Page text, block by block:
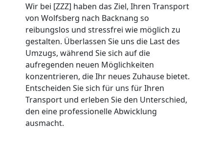
Wir bei [ZZZ] haben das Ziel, Ihren Transport
von Wolfsberg nach Backnang so
reibungslos und stressfrei wie möglich zu
gestalten. Überlassen Sie uns die Last des
Umzugs, während Sie sich auf die
aufregenden neuen Möglichkeiten
konzentrieren, die Ihr neues Zuhause bietet.
Entscheiden Sie sich für uns für Ihren
Transport und erleben Sie den Unterschied,
den eine professionelle Abwicklung
ausmacht.
Mann
LKW
Wolfsberg